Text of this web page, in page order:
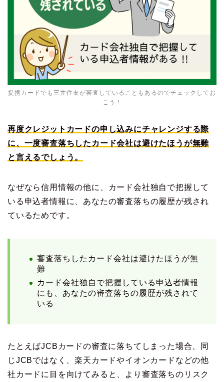
提携カードでも三井住友が審査していることもあるのでチェックしてお
こう！
再度クレジットカードの申し込みにチャレンジする際
に、一度審査落ちしたカード会社は避けたほうが無難
と言えるでしょう。
なぜなら信用情報の他に、カード会社独自で把握して
いる申込者情報に、あなたの審査落ちの履歴が残され
ているためです。
審査落ちしたカード会社は避けたほうが無
難
カード会社独自で把握している申込者情報
にも、あなたの審査落ちの履歴が残されて
いる
たとえばJCBカードの審査に落ちてしまった場合、同
じJCBではなく、楽天カードやイオンカードなどの他
社カードに目を向けてみると、より審査落ちのリスク